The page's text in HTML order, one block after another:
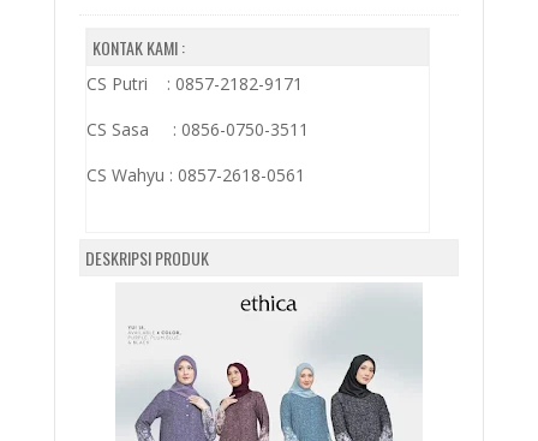
KONTAK KAMI :
CS Putri : 0857-2182-9171
CS Sasa : 0856-0750-3511
CS Wahyu : 0857-2618-0561
DESKRIPSI PRODUK